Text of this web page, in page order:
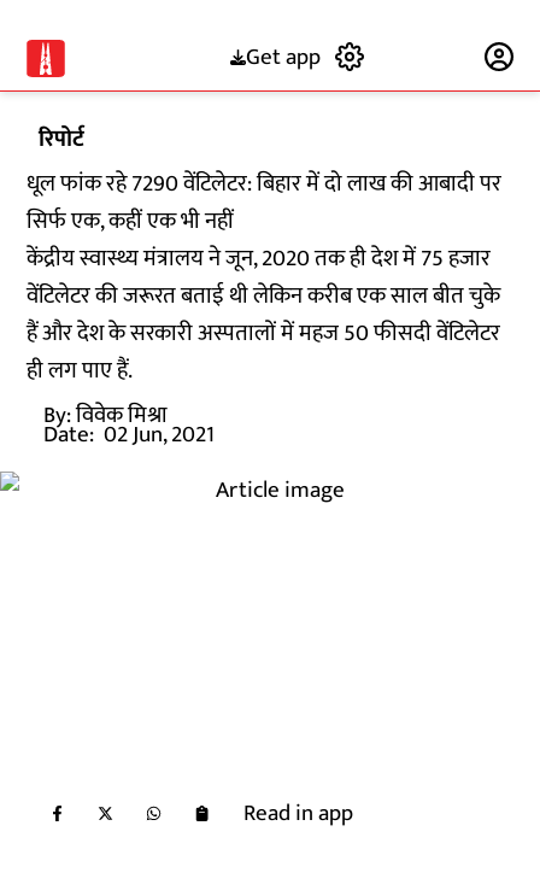
Get app
रिपोर्ट
धूल फांक रहे 7290 वेंटिलेटर: बिहार में दो लाख की आबादी पर
सिर्फ एक, कहीं एक भी नहीं
केंद्रीय स्वास्थ्य मंत्रालय ने जून, 2020 तक ही देश में 75 हजार
वेंटिलेटर की जरूरत बताई थी लेकिन करीब एक साल बीत चुके
हैं और देश के सरकारी अस्पतालों में महज 50 फीसदी वेंटिलेटर
ही लग पाए हैं.
By:विवेक मिश्रा
Date: 02 Jun, 2021
Read in app